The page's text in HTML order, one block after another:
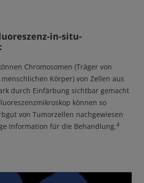
in-situ-
Chromosomen (Träger von
Körper) von Zellen aus
durch Einfärbung sichtbar gemacht
können so
von Tumorzellen nachgewiesen
Information für die Behandlung.4